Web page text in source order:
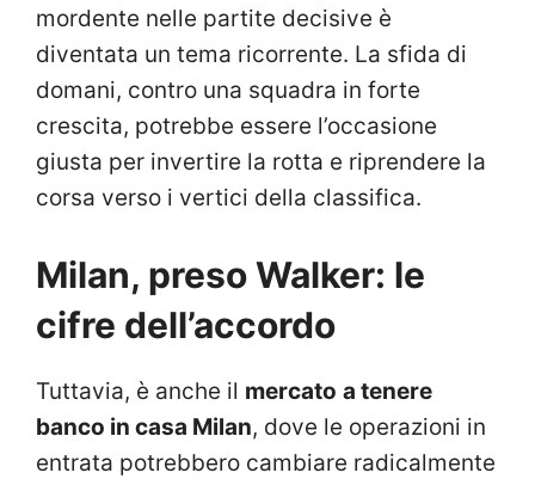
mordente nelle partite decisive è
diventata un tema ricorrente. La sfida di
domani, contro una squadra in forte
crescita, potrebbe essere l’occasione
giusta per invertire la rotta e riprendere la
corsa verso i vertici della classifica.
Milan, preso Walker: le
cifre dell’accordo
Tuttavia, è anche il mercato a tenere
banco in casa Milan, dove le operazioni in
entrata potrebbero cambiare radicalmente